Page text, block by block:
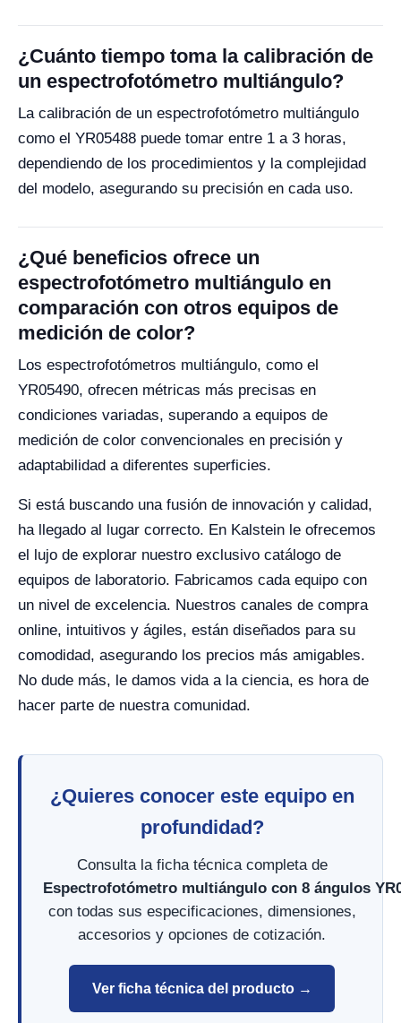
¿Cuánto tiempo toma la calibración de
un espectrofotómetro multiángulo?
La calibración de un espectrofotómetro multiángulo
como el YR05488 puede tomar entre 1 a 3 horas,
dependiendo de los procedimientos y la complejidad
del modelo, asegurando su precisión en cada uso.
¿Qué beneficios ofrece un
espectrofotómetro multiángulo en
comparación con otros equipos de
medición de color?
Los espectrofotómetros multiángulo, como el
YR05490, ofrecen métricas más precisas en
condiciones variadas, superando a equipos de
medición de color convencionales en precisión y
adaptabilidad a diferentes superficies.
Si está buscando una fusión de innovación y calidad,
ha llegado al lugar correcto. En Kalstein le ofrecemos
el lujo de explorar nuestro exclusivo catálogo de
equipos de laboratorio. Fabricamos cada equipo con
un nivel de excelencia. Nuestros canales de compra
online, intuitivos y ágiles, están diseñados para su
comodidad, asegurando los precios más amigables.
No dude más, le damos vida a la ciencia, es hora de
hacer parte de nuestra comunidad.
¿Quieres conocer este equipo en
profundidad?
Consulta la ficha técnica completa de
Espectrofotómetro multiángulo con 8 ángulos
con todas sus especificaciones, dimensiones,
accesorios y opciones de cotización.
Ver ficha técnica del producto →